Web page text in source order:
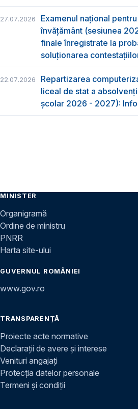
27.07.2026
Examenul național
învățământ (sesiunea
finale înregistrate la
soluționarea
22.07.2026
Repartizarea
liceal de stat a
școlar 2026 - 2027):
MINISTER
Organigramă
Ordine de ministru
PNRR
Harta site-ului
GUVERNUL ROMÂNIEI
www.gov.ro
TRANSPARENȚĂ
Proiecte acte normative
Declarații de avere și interese
Venituri angajați
Protecția datelor personale
Termeni și condiții